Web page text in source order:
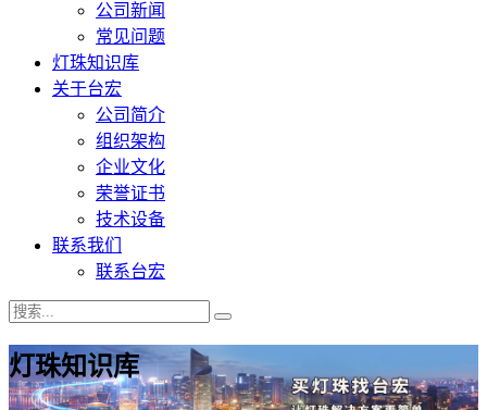
公司新闻
常见问题
灯珠知识库
关于台宏
公司简介
组织架构
企业文化
荣誉证书
技术设备
联系我们
联系台宏
灯珠知识库